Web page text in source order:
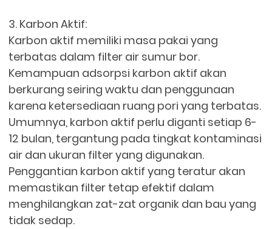
3. Karbon Aktif:
Karbon aktif memiliki masa pakai yang
terbatas dalam filter air sumur bor.
Kemampuan adsorpsi karbon aktif akan
berkurang seiring waktu dan penggunaan
karena ketersediaan ruang pori yang terbatas.
Umumnya, karbon aktif perlu diganti setiap 6-
12 bulan, tergantung pada tingkat kontaminasi
air dan ukuran filter yang digunakan.
Penggantian karbon aktif yang teratur akan
memastikan filter tetap efektif dalam
menghilangkan zat-zat organik dan bau yang
tidak sedap.